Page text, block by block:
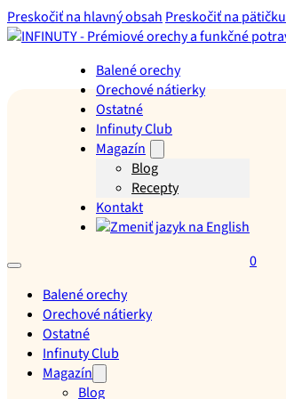
Preskočiť na hlavný obsah Preskočiť na pätičku
Balené orechy
Orechové nátierky
Ostatné
Infinuty Club
Magazín
Blog
Recepty
Kontakt
Balené orechy
Orechové nátierky
Ostatné
Infinuty Club
Magazín
Blog
0